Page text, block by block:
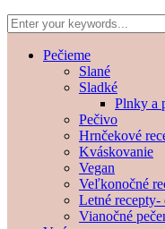
Pečieme
Slané
Sladké
Plnky a
Pečivo
Hrnčekové
Kváskovanie
Vegan
Veľkonočné
Letné recepty-
Vianočné